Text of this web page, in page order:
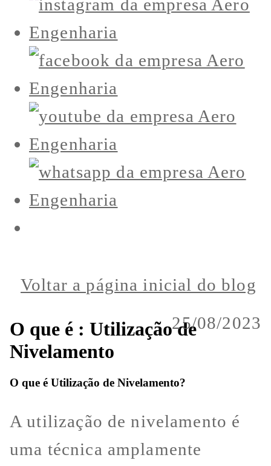
25/08/2023
Voltar a página inicial do blog
O que é : Utilização de
Nivelamento
O que é Utilização de Nivelamento?
A utilização de nivelamento é
uma técnica amplamente